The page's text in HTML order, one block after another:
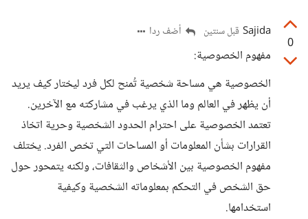
0
Sajida قبل سنتين أضف ردا
مفهوم الخصوصية:
الخصوصية هي مساحة شخصية تُمنح لكل فرد ليختار كيف يريد
أن يظهر في العالم وما الذي يرغب في مشاركته مع الآخرين.
تعتمد الخصوصية على احترام الحدود الشخصية وحرية اتخاذ
القرارات بشأن المعلومات أو المساحات التي تخص الفرد. يختلف
مفهوم الخصوصية بين الأشخاص والثقافات، ولكنه يتمحور حول
حق الشخص في التحكم بمعلوماته الشخصية وكيفية
استخدامها.